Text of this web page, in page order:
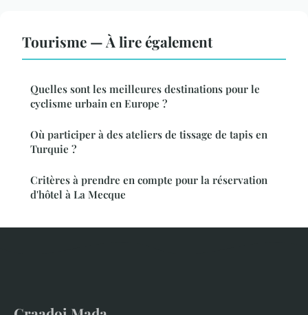
Tourisme — À lire également
Quelles sont les meilleures destinations pour le
cyclisme urbain en Europe ?
Où participer à des ateliers de tissage de tapis en
Turquie ?
Critères à prendre en compte pour la réservation
d'hôtel à La Mecque